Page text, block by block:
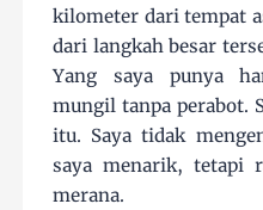
kilometer dari tempat
dari langkah besar
Yang saya punya
mungil tanpa perabot.
itu. Saya tidak
saya menarik, tetapi
merana.